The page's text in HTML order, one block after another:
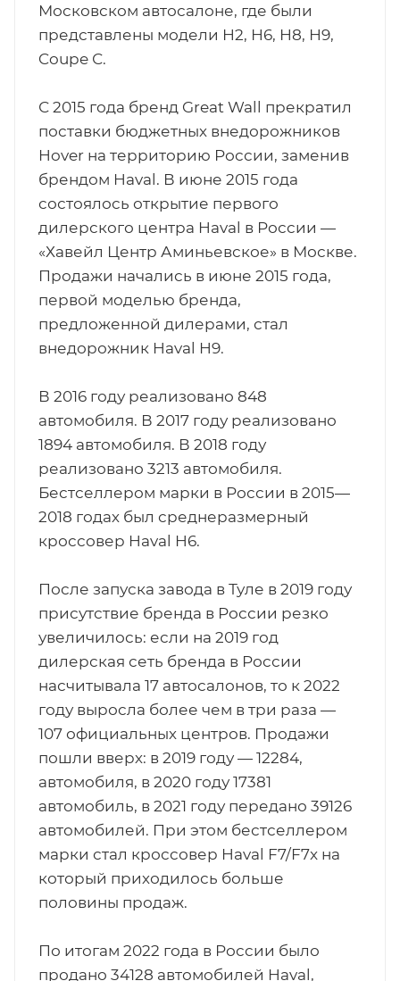
Московском автосалоне, где были
представлены модели Н2, Н6, Н8, Н9,
Coupe С.
С 2015 года бренд Great Wall прекратил
поставки бюджетных внедорожников
Hover на территорию России, заменив
брендом Haval. В июне 2015 года
состоялось открытие первого
дилерского центра Haval в России —
«Хавейл Центр Аминьевское» в Москве.
Продажи начались в июне 2015 года,
первой моделью бренда,
предложенной дилерами, стал
внедорожник Haval H9.
В 2016 году реализовано 848
автомобиля. В 2017 году реализовано
1894 автомобиля. В 2018 году
реализовано 3213 автомобиля.
Бестселлером марки в России в 2015—
2018 годах был среднеразмерный
кроссовер Haval H6.
После запуска завода в Туле в 2019 году
присутствие бренда в России резко
увеличилось: если на 2019 год
дилерская сеть бренда в России
насчитывала 17 автосалонов, то к 2022
году выросла более чем в три раза —
107 официальных центров. Продажи
пошли вверх: в 2019 году — 12284,
автомобиля, в 2020 году 17381
автомобиль, в 2021 году передано 39126
автомобилей. При этом бестселлером
марки стал кроссовер Haval F7/F7x на
который приходилось больше
половины продаж.
По итогам 2022 года в России было
продано 34128 автомобилей Haval,